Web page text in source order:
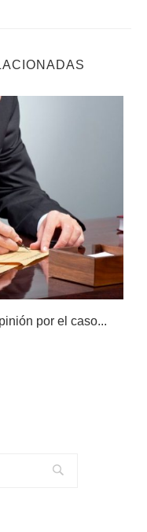
por el caso...